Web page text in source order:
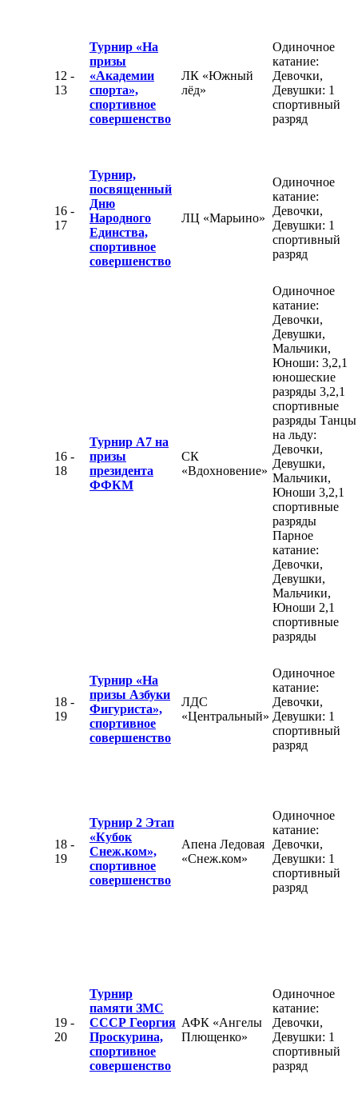
12 -
13
Турнир «На
призы
«Академии
спорта»,
спортивное
совершенство
ЛК «Южный
лёд»
Одиночное
катание:
Девочки,
Девушки: 1
спортивный
разряд
16 -
17
Турнир,
посвященный
Дню
Народного
Единства,
спортивное
совершенство
ЛЦ «Марьино»
Одиночное
катание:
Девочки,
Девушки: 1
спортивный
разряд
16 -
18
Турнир А7 на
призы
президента
ФФКМ
СК
«Вдохновение»
Одиночное
катание:
Девочки,
Девушки,
Мальчики,
Юноши: 3,2,1
юношеские
разряды 3,2,1
спортивные
разряды Танцы
на льду:
Девочки,
Девушки,
Мальчики,
Юноши 3,2,1
спортивные
разряды
Парное
катание:
Девочки,
Девушки,
Мальчики,
Юноши 2,1
спортивные
разряды
18 -
19
Турнир «На
призы Азбуки
Фигуриста»,
спортивное
совершенство
ЛДС
«Центральный»
Одиночное
катание:
Девочки,
Девушки: 1
спортивный
разряд
18 -
19
Турнир 2 Этап
«Кубок
Снеж.ком»,
спортивное
совершенство
Апена Ледовая
«Снеж.ком»
Одиночное
катание:
Девочки,
Девушки: 1
спортивный
разряд
19 -
20
Турнир
памяти ЗМС
СССР Георгия
Проскурина,
спортивное
совершенство
АФК «Ангелы
Плющенко»
Одиночное
катание:
Девочки,
Девушки: 1
спортивный
разряд